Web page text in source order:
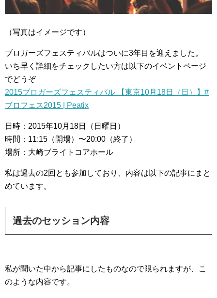
（写真はイメージです）
ブロガーズフェスティバルはついに3年目を迎えました。
いち早く詳細をチェックしたい方は以下のイベントページ
でどうぞ
2015ブロガーズフェスティバル 【東京10月18日（日）】#
ブロフェス2015 | Peatix
日時：2015年10月18日（日曜日）
時間：11:15（開場）〜20:00（終了）
場所：大崎ブライトコアホール
私は過去の2回とも参加しており、内容は以下の記事にまと
めています。
過去のセッション内容
私が聞いた中から記事にしたものなので限られますが、こ
のような内容です。